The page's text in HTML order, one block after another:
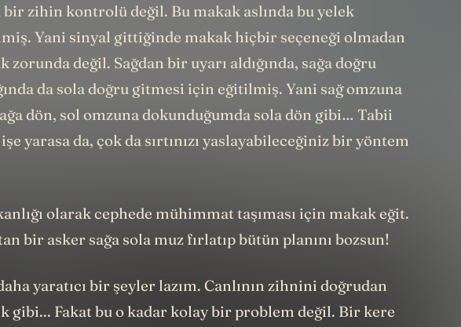
bir zihin kontrolü değil. Bu makak aslında bu yelek
Yani sinyal gittiğinde makak hiçbir seçeneği olmadan
zorunda değil. Sağdan bir uyarı aldığında, sağa doğru
da sola doğru gitmesi için eğitilmiş. Yani sağ omzuna
dön, sol omzuna dokunduğumda sola dön gibi… Tabii
yarasa da, çok da sırtınızı yaslayabileceğiniz bir yöntem
olarak cephede mühimmat taşıması için makak eğit.
bir asker sağa sola muz fırlatıp bütün planını bozsun!
yaratıcı bir şeyler lazım. Canlının zihnini doğrudan
gibi... Fakat bu o kadar kolay bir problem değil. Bir kere